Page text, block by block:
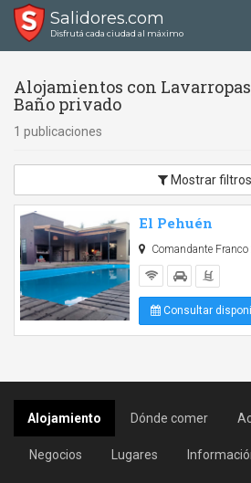
Salidores.com
Disfrutá cada ciudad al máximo
Alojamientos con
Baño privado
1 publicaciones
Mostrar filtros
El Pehuén
Comandante Franco
Consultar
Alojamiento Dónde comer
Negocios Lugares